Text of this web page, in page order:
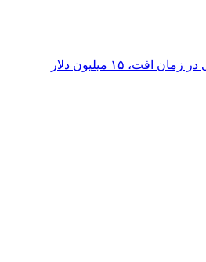
صندوق ETF مورگان استنلی در زمان افت، ۱۵ میلیون دلار